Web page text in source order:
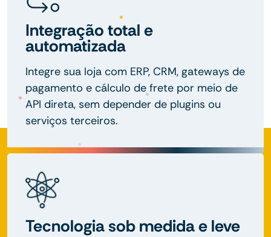
Integração total e
automatizada
Integre sua loja com ERP, CRM, gateways de
pagamento e cálculo de frete por meio de
API direta, sem depender de plugins ou
serviços terceiros.
Tecnologia sob medida e leve